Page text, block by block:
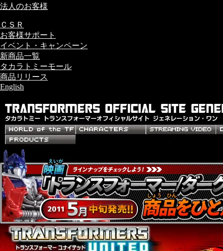
法人のお客様
ＣＳＲ
お客様サポート
イベント・キャンペーン
新商品一覧
タカラトミーモール
商品リリース
English